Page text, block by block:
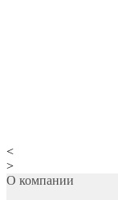
<
>
О компании